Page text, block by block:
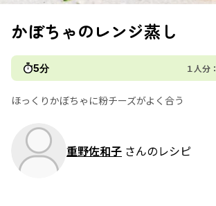
かぼちゃのレンジ蒸し
5分 １人分：
ほっくりかぼちゃに粉チーズがよく合う
重野佐和子 さんのレシピ